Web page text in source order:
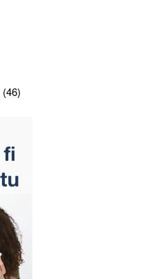
(46)